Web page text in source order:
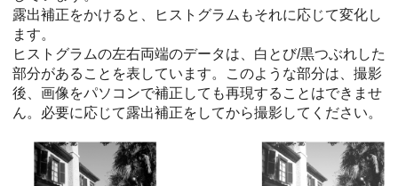
露出補正をかけると、ヒストグラムもそれに応じて変化し
ます。
ヒストグラムの左右両端のデータは、白とび/黒つぶれした
部分があることを表しています。このような部分は、撮影
後、画像をパソコンで補正しても再現することはできませ
ん。必要に応じて露出補正をしてから撮影してください。